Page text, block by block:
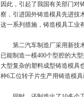
因此，引起了我国有关部门对
察，引进国外铸造模具先进技
这一系列措施，铸造模具工业
第二汽车制造厂采用新技术
已能制造一模400个型腔的大
大型复杂的塑料成型铸造模具
种6工位转子片生产用铸造模